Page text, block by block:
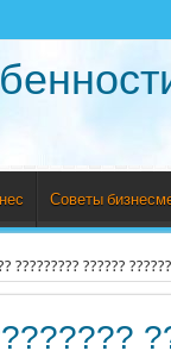
Советы
????????? ?????? ??????